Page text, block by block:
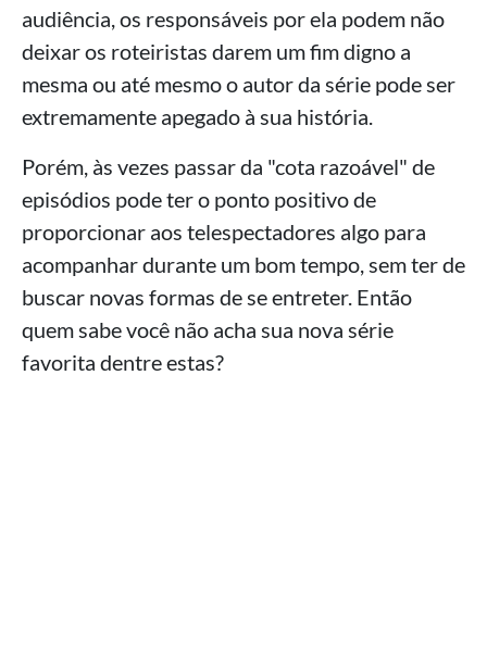
audiência, os responsáveis por ela podem não
deixar os roteiristas darem um fim digno a
mesma ou até mesmo o autor da série pode ser
extremamente apegado à sua história.
Porém, às vezes passar da "cota razoável" de
episódios pode ter o ponto positivo de
proporcionar aos telespectadores algo para
acompanhar durante um bom tempo, sem ter de
buscar novas formas de se entreter. Então
quem sabe você não acha sua nova série
favorita dentre estas?